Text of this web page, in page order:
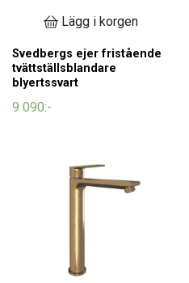
Lägg i korgen
Svedbergs ejer fristående
tvättställsblandare
blyertssvart
9 090:-